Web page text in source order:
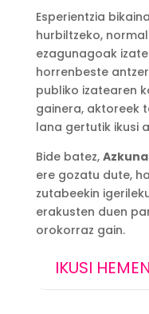
Esperientzia
hurbiltzeko,
ezagunagoak
horrenbeste
publiko izatearen
gainera, aktoreek
lana gertutik ikusi
Bide batez,
ere gozatu dute,
zutabeekin
erakusten duen
orokorraz gain.
IKUSI